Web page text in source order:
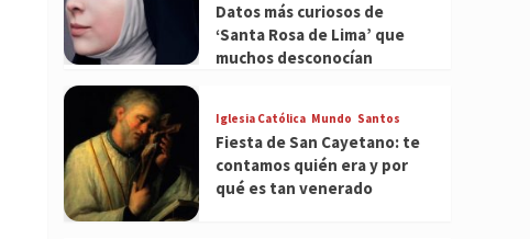
Datos más curiosos de
‘Santa Rosa de Lima’ que
muchos desconocían
Iglesia Católica Mundo Santos
Fiesta de San Cayetano: te
contamos quién era y por
qué es tan venerado